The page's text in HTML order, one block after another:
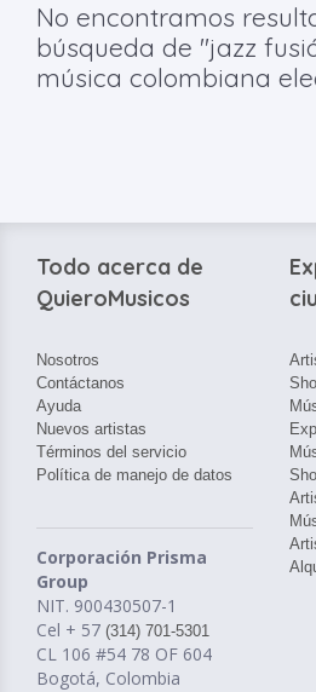
No encontramos
búsqueda de "jazz
música colombiana
Todo acerca de
QuieroMusicos
Nosotros
Contáctanos
Ayuda
Nuevos artistas
Términos del servicio
Política de manejo de datos
Corporación Prisma
Group
NIT. 900430507-1
Cel + 57 (314) 701-5301
CL 106 #54 78 OF 604
Bogotá, Colombia